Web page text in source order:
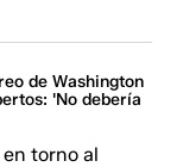
de Washington
'No debería
torno al